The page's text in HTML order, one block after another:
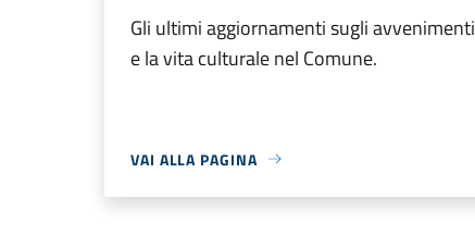
Gli ultimi aggiornamenti sugli avvenimenti
e la vita culturale nel Comune.
VAI ALLA PAGINA